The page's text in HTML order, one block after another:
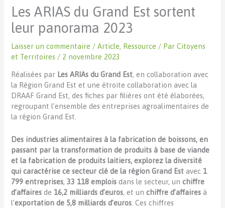
Les ARIAS du Grand Est sortent
leur panorama 2023
Laisser un commentaire /Article, Ressource / ParCitoyens
et Territoires / 2 novembre 2023
Réalisées par Les ARIAs du Grand Est, en collaboration avec
la Région Grand Est et une étroite collaboration avec la
DRAAF Grand Est, des fiches par filières ont été élaborées,
regroupant l’ensemble des entreprises agroalimentaires de
la région Grand Est.
Des industries alimentaires à la fabrication de boissons, en
passant par la transformation de produits à base de viande
et la fabrication de produits laitiers, explorez la diversité
qui caractérise ce secteur clé de la région Grand Est avec 1
799 entreprises,33 118 emplois dans le secteur, unchiffre
d’affaires de 16,2 milliards d’euros, et unchiffre d’affaires à
l’exportation de 5,8 milliards d’euros . Ces chiffres